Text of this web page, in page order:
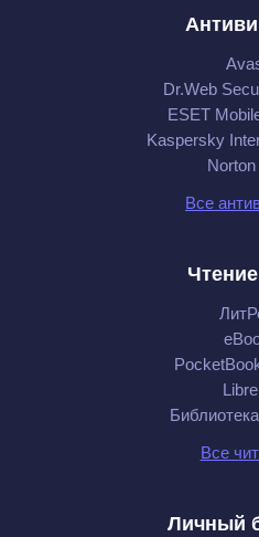
Dr.Web
ESET
Kaspersky
Все
Все
Личный